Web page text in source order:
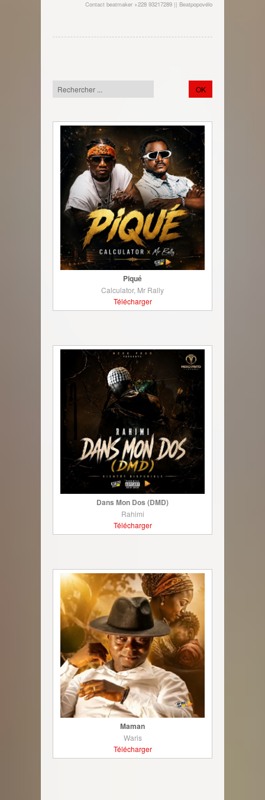
Contact beatmaker +228 93217289 || Beatpopovélo
Piqué
Calculator, Mr Rally
Télécharger
Dans Mon Dos (DMD)
Rahimi
Télécharger
Maman
Waris
Télécharger